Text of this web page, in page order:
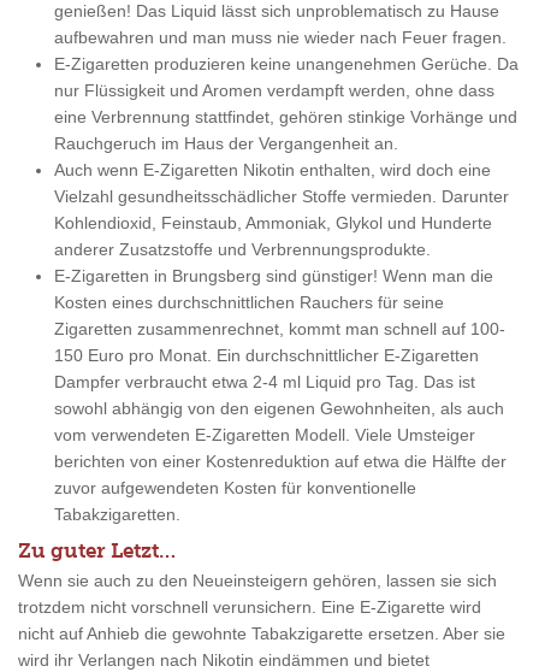
genießen! Das Liquid lässt sich unproblematisch zu Hause
aufbewahren und man muss nie wieder nach Feuer fragen.
E-Zigaretten produzieren keine unangenehmen Gerüche. Da
nur Flüssigkeit und Aromen verdampft werden, ohne dass
eine Verbrennung stattfindet, gehören stinkige Vorhänge und
Rauchgeruch im Haus der Vergangenheit an.
Auch wenn E-Zigaretten Nikotin enthalten, wird doch eine
Vielzahl gesundheitsschädlicher Stoffe vermieden. Darunter
Kohlendioxid, Feinstaub, Ammoniak, Glykol und Hunderte
anderer Zusatzstoffe und Verbrennungsprodukte.
E-Zigaretten in Brungsberg sind günstiger! Wenn man die
Kosten eines durchschnittlichen Rauchers für seine
Zigaretten zusammenrechnet, kommt man schnell auf 100-
150 Euro pro Monat. Ein durchschnittlicher E-Zigaretten
Dampfer verbraucht etwa 2-4 ml Liquid pro Tag. Das ist
sowohl abhängig von den eigenen Gewohnheiten, als auch
vom verwendeten E-Zigaretten Modell. Viele Umsteiger
berichten von einer Kostenreduktion auf etwa die Hälfte der
zuvor aufgewendeten Kosten für konventionelle
Tabakzigaretten.
Zu guter Letzt…
Wenn sie auch zu den Neueinsteigern gehören, lassen sie sich
trotzdem nicht vorschnell verunsichern. Eine E-Zigarette wird
nicht auf Anhieb die gewohnte Tabakzigarette ersetzen. Aber sie
wird ihr Verlangen nach Nikotin eindämmen und bietet